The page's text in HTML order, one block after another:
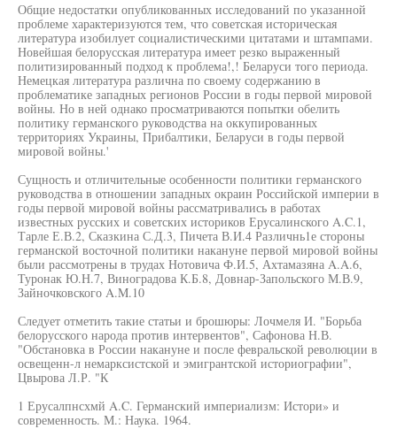
Общие недостатки опубликованных исследований по указанной
проблеме характеризуются тем, что советская историческая
литература изобилует социалистическими цитатами и штампами.
Новейшая белорусская литература имеет резко выраженный
политизированный подход к проблема!,! Беларуси того периода.
Немецкая литература различна по своему содержанию в
проблематике западных регионов России в годы первой мировой
войны. Но в ней однако просматриваются попытки обелить
политику германского руководства на оккупированных
территориях Украины, Прибалтики, Беларуси в годы первой
мировой войны.'
Сущность и отличительные особенности политики германского
руководства в отношении западных окраин Российской империи в
годы первой мировой войны рассматривались в работах
известных русских и советских историков Ерусалинского A.C.1,
Тарле Е.В.2, Сказкина С.Д.3, Пичета В.И.4 Различнь1е стороны
германской восточной политики накануне первой мировой войны
были рассмотрены в трудах Нотовича Ф.И.5, Ахтамазяна A.A.6,
Туронак Ю.Н.7, Виноградова К.Б.8, Довнар-Запольского М.В.9,
Зайночковского A.M.10
Следует отметить такие статьи и брошюры: Лочмеля И. "Борьба
белорусского народа против интервентов", Сафонова Н.В.
"Обстановка в России накануне и после февральской революции в
освещенн-л немарксистской и эмигрантской историографии",
Цвырова Л.Р. "К
1 Ерусалпнсхмй A.C. Германский империализм: Истори» и
современность. М.: Наука. 1964.